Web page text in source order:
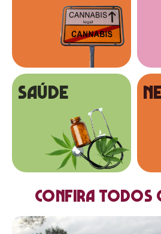
SAÚDE
Confira todos